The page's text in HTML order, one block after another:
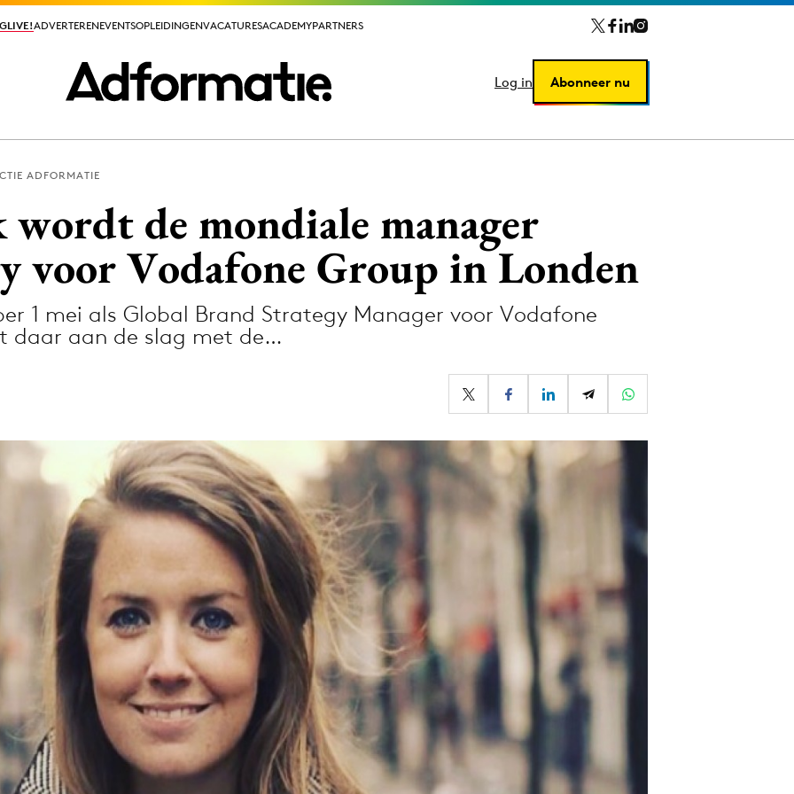
ADVERTERENEVENTSOPLEIDINGENVACATURESACADEMYPARTNERS
Log in Abonneer nu
ADVERTERENEVENTSOPLEIDINGENVACATURESACADEMYPARTNERS
Log in Abonneer nu
Media
Merkstrategie
Reputatie & crisis
ADFORMATIE
de mondiale manager
voor Vodafone Group in Londen
1 mei als Global Brand Strategy Manager voor Vodafone
daar aan de slag met de…